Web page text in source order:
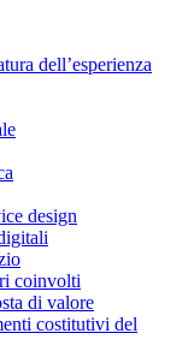
dell’esperienza
design
coinvolti
di valore
costitutivi del